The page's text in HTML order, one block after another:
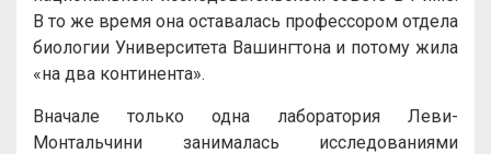
В то же время она оставалась профессором отдела
биологии Университета Вашингтона и потому жила
«на два континента».
Вначале только одна лаборатория Леви-
Монтальчини занималась исследованиями